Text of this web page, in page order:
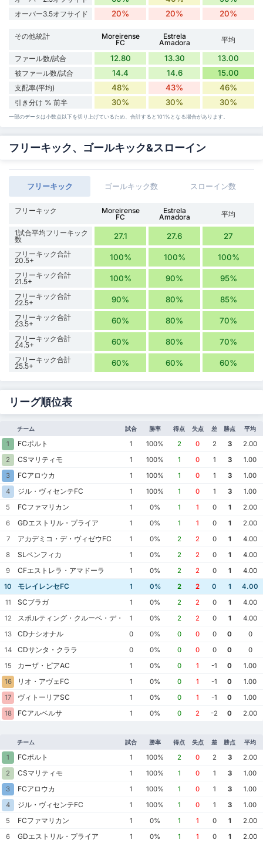
オーバー3.5オフサイド 20% 20% 20%
その他統計 Moreirense
FC
Estrela
Amadora 平均
ファール数/試合 12.80 13.30 13.00
被ファール数/試合 14.4 14.6 15.00
支配率(平均) 48% 43% 46%
引き分け % 前半 30% 30% 30%
一部のデータは小数点以下を切り上げているため、合計すると101%となる場合があります。
フリーキック、ゴールキック&スローイン
フリーキック ゴールキック数 スローイン数
フリーキック Moreirense
FC
Estrela
Amadora 平均
1試合平均フリーキック
数 27.1 27.6 27
フリーキック合計
20.5+ 100% 100% 100%
フリーキック合計
21.5+ 100% 90% 95%
フリーキック合計
22.5+ 90% 80% 85%
フリーキック合計
23.5+ 60% 80% 70%
フリーキック合計
24.5+ 60% 80% 70%
フリーキック合計
25.5+ 60% 60% 60%
リーグ順位表
チーム 試合 勝率 得点 失点 差 勝点 平均
1 FCポルト 1 100% 2 0 2 3
2.00
2
CSマリティモ 1 100% 1 0 1 3
1.00
3
FCアロウカ 1 100% 1 0 1 3
1.00
4
ジル・ヴィセンテFC 1 100% 1 0 1 3
1.00
5
FCファマリカン 1 0% 1 1 0 1
2.00
6
GDエストリル・プライア 1 0% 1 1 0 1
2.00
7
アカデミコ・デ・ヴィゼウFC 1 0% 2 2 0 1
4.00
8
SLベンフィカ 1 0% 2 2 0 1
4.00
9
CFエストレラ・アマドーラ 1 0% 2 2 0 1
4.00
10
モレイレンセFC 1 0% 2 2 0 1
4.00
11
SCブラガ 1 0% 2 2 0 1
4.00
12
スポルティング・クルーベ・デ・ポルトゥガル
1 0% 2 2 0 1
4.00
13
CDナシオナル 0 0% 0 0 0 0
0
14
CDサンタ・クララ 0 0% 0 0 0 0
0
15
カーザ・ピアAC 1 0% 0 1 -1 0
1.00
16
リオ・アヴェFC 1 0% 0 1 -1 0
1.00
17
ヴィトーリアSC 1 0% 0 1 -1 0
1.00
18
FCアルベルサ 1 0% 0 2 -2 0 2.00
チーム 試合 勝率 得点 失点 差 勝点 平均
1 FCポルト 1 100% 2 0 2 3
2.00
2
CSマリティモ 1 100% 1 0 1 3
1.00
3
FCアロウカ 1 100% 1 0 1 3
1.00
4
ジル・ヴィセンテFC 1 100% 1 0 1 3
1.00
5
FCファマリカン 1 0% 1 1 0 1
2.00
6
GDエストリル・プライア 1 0% 1 1 0 1 2.00